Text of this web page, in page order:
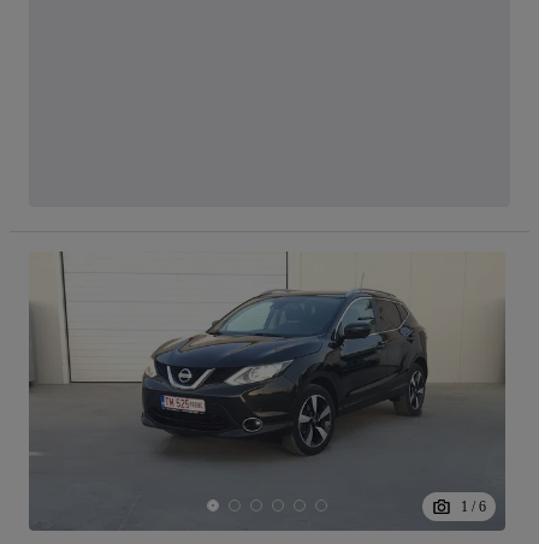
1 / 6